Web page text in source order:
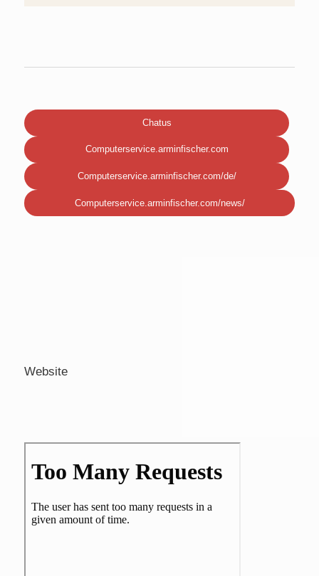
Chatus
Computerservice.arminfischer.com
Computerservice.arminfischer.com/de/
Computerservice.arminfischer.com/news/
Website